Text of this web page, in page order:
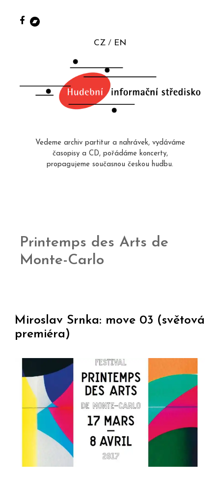
CZ EN
Vedeme archiv partitur a nahrávek, vydáváme
časopisy a CD, pořádáme koncerty,
propagujeme současnou českou hudbu.
Printemps des Arts de
Monte-Carlo
Miroslav Srnka: move 03 (světová
premiéra)